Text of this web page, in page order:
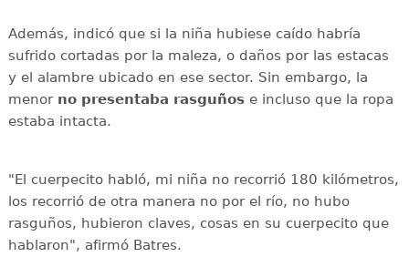
Además, indicó que si la niña hubiese caído habría
sufrido cortadas por la maleza, o daños por las estacas
y el alambre ubicado en ese sector. Sin embargo, la
menor no presentaba rasguñose incluso que la ropa
estaba intacta.
"El cuerpecito habló, mi niña no recorrió 180 kilómetros,
los recorrió de otra manera no por el río, no hubo
rasguños, hubieron claves, cosas en su cuerpecito que
hablaron", afirmó Batres.